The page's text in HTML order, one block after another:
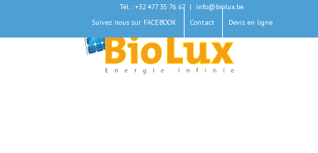
Tél. : +32 477 35 76 67 |
info@biolux.be
Suivez nous sur FACEBOOK
Contact Devis en ligne